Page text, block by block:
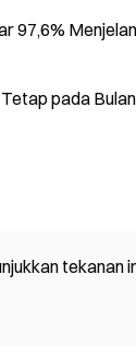
97,6%
pada
tekanan